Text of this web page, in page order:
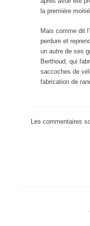
la première
Mais comme dit
perdure et
un autre de ses
Berthoud, qui
saccoches de
fabrication de
Les commentaires